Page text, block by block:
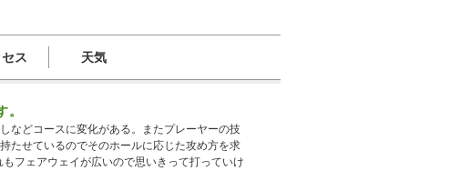
ス 天気
などコースに変化がある。またプレーヤーの技
たせているのでそのホールに応じた攻め方を求
フェアウェイが広いので思いきって打っていけ